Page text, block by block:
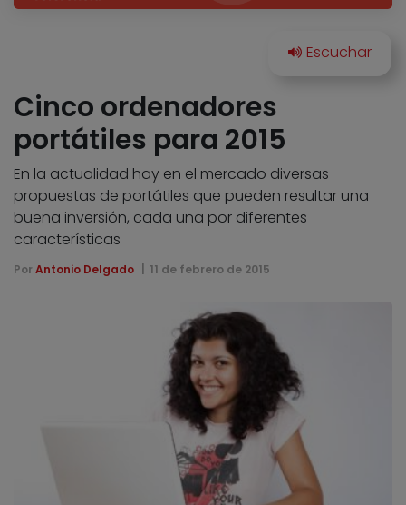
Cinco ordenadores
portátiles para 2015
En la actualidad hay en el mercado diversas
propuestas de portátiles que pueden resultar una
buena inversión, cada una por diferentes
características
Por Antonio Delgado 11 de febrero de 2015